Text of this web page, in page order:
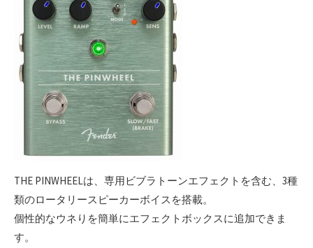
THE PINWHEELは、専用ビブラトーンエフェクトを含む、3種
類のロータリースピーカーボイスを搭載。
個性的なウネりを簡単にエフェクトボックスに追加できま
す。